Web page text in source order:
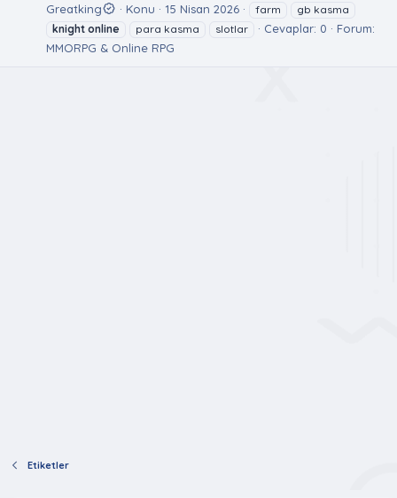
Greatking Konu 15 Nisan 2026 farm
gb kasma
knight online para kasma slotlar Cevaplar: 0
Forum:
MMORPG & Online RPG
Etiketler